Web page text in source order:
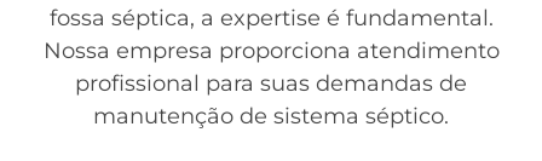
fossa séptica, a expertise é fundamental.
Nossa empresa proporciona atendimento
profissional para suas demandas de
manutenção de sistema séptico.